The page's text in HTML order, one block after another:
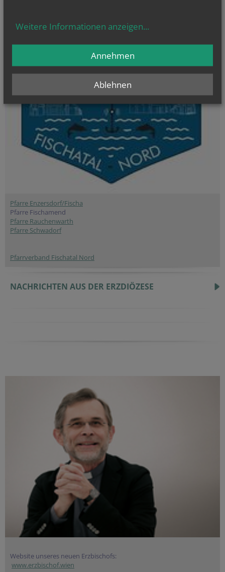
Pfarre Enzersdorf/Fischa
Pfarre Fischamend
Pfarre Rauchenwarth
Pfarre Schwadorf
Pfarrverband Fischatal Nord
NACHRICHTEN AUS DER ERZDIÖZESE
Website unseres neuen Erzbischofs:
www.erzbischof.wien
Weitere Informationen anzeigen...
Ablehnen
Annehmen